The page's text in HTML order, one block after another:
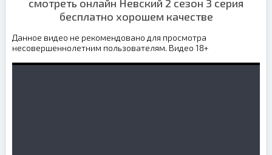
смотреть онлайн Невский 2 сезон 3 серия
бесплатно хорошем качестве
Данное видео не рекомендовано для просмотра
несовершеннолетним пользователям. Видео 18+